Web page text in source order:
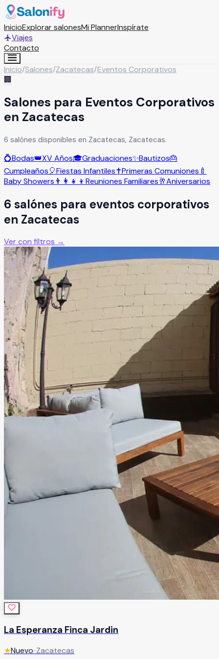
InicioExplorar salonesMi PlannerInspírate
Viajes
Contacto
Inicio/Salones/Zacatecas/Eventos Corporativos
🏢
Salones para Eventos Corporativos
en Zacatecas
6 salónes disponibles en Zacatecas, Zacatecas.
💍Bodas👑XV Años🎓Graduaciones✨Bautizos🎂
Cumpleaños🎈Fiestas Infantiles✝️Primeras Comuniones 🍼
Baby Showers 👨‍👩‍👧‍👦 Reuniones Familiares🥂Aniversarios
6 salónes para eventos corporativos
en Zacatecas
Ver con filtros →
La Esperanza Finca Jardin
★Nuevo•Zacatecas